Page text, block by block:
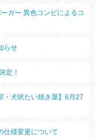
ガー 異色コンビによるコ
らせ
定！
・犬吠たい焼き屋】6月27
仕様変更について